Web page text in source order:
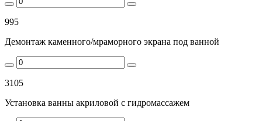
995
Демонтаж каменного/мраморного экрана под ванной
3105
Установка ванны акриловой с гидромассажем